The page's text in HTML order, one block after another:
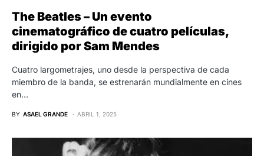
The Beatles – Un evento
cinematográfico de cuatro películas,
dirigido por Sam Mendes
Cuatro largometrajes, uno desde la perspectiva de cada
miembro de la banda, se estrenarán mundialmente en cines
en…
BY ASAEL GRANDE ABRIL 1, 2025